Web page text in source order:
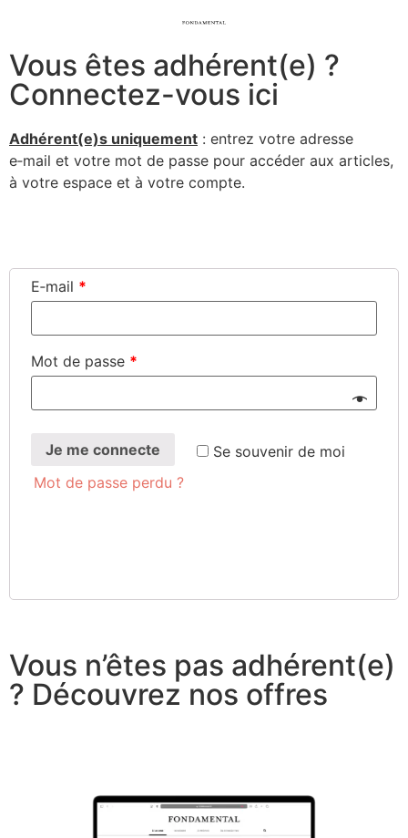
Vous êtes adhérent(e) ?
Connectez-vous ici
Adhérent(e)s uni­que­ment : entrez votre adresse
e‑mail et votre mot de passe pour accé­der aux articles,
à votre espace et à votre compte.
E‑mail *
Mot de passe *
Se sou­ve­nir de moi
Je me connecte
Mot de passe perdu ?
Vous n’êtes pas adhérent(e)
? Découvrez nos offres